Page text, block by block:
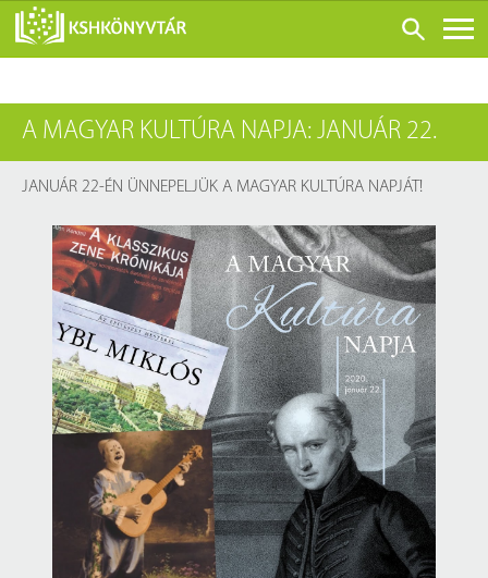
RÓLUNK
LÁTOGATÁS ELŐTT
KONFERENCIÁK
ADATBÁZISOK
BLOG
KIADVÁNYOK
A MAGYAR KULTÚRA NAPJA: JANUÁR 22.
JANUÁR 22-ÉN ÜNNEPELJÜK A MAGYAR KULTÚRA NAPJÁT!